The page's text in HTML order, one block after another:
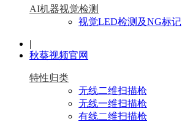
AI机器视觉检测
视觉LED检测及NG标记
|
秋葵视频官网
特性归类
无线二维扫描枪
无线一维扫描枪
有线二维扫描枪